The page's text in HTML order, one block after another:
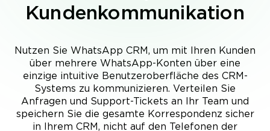
Kundenkommunikation
Nutzen Sie WhatsApp CRM, um mit Ihren Kunden
über mehrere WhatsApp-Konten über eine
einzige intuitive Benutzeroberfläche des CRM-
Systems zu kommunizieren. Verteilen Sie
Anfragen und Support-Tickets an Ihr Team und
speichern Sie die gesamte Korrespondenz sicher
in Ihrem CRM, nicht auf den Telefonen der